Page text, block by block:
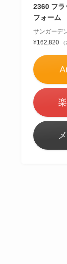
2360 フラ
フォーム
サンガーデ
¥162,820